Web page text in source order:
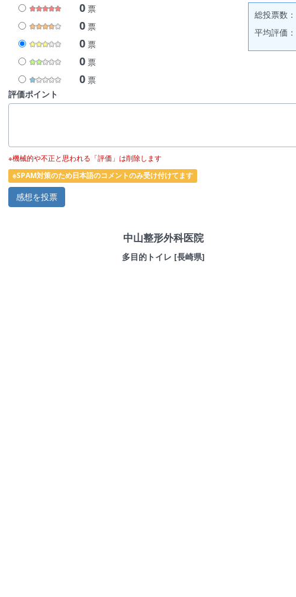
0票
0票
0票
0票
0票
総投票数
平均評価
評価ポイント
※機械的や不正と思われる「評価」は削除します
※SPAM対策のため日本語のコメントのみ受け付けてます
中山整形外科医院
多目的トイレ [長崎県]